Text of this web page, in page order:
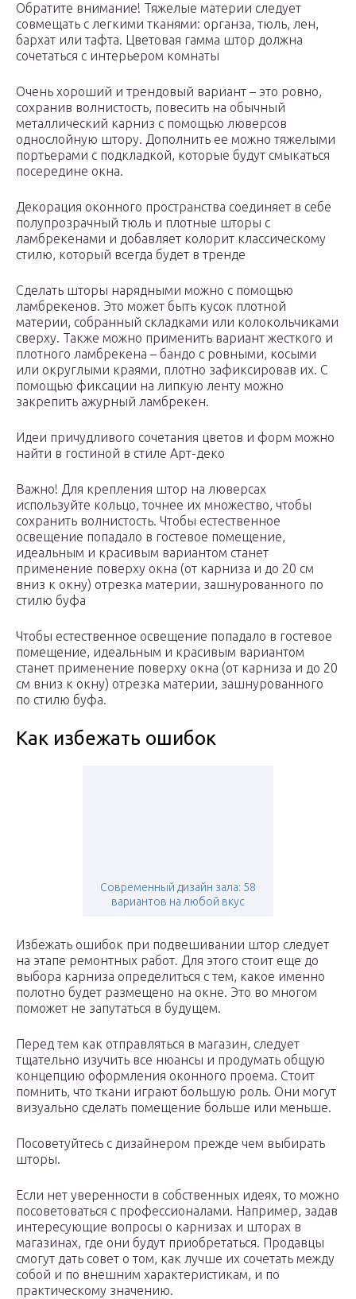
Обратите внимание! Тяжелые материи следует
совмещать с легкими тканями: органза, тюль, лен,
бархат или тафта. Цветовая гамма штор должна
сочетаться с интерьером комнаты
Очень хороший и трендовый вариант – это ровно,
сохранив волнистость, повесить на обычный
металлический карниз с помощью люверсов
однослойную штору. Дополнить ее можно тяжелыми
портьерами с подкладкой, которые будут смыкаться
посередине окна.
Декорация оконного пространства соединяет в себе
полупрозрачный тюль и плотные шторы с
ламбрекенами и добавляет колорит классическому
стилю, который всегда будет в тренде
Сделать шторы нарядными можно с помощью
ламбрекенов. Это может быть кусок плотной
материи, собранный складками или колокольчиками
сверху. Также можно применить вариант жесткого и
плотного ламбрекена – бандо с ровными, косыми
или округлыми краями, плотно зафиксировав их. С
помощью фиксации на липкую ленту можно
закрепить ажурный ламбрекен.
Идеи причудливого сочетания цветов и форм можно
найти в гостиной в стиле Арт-деко
Важно! Для крепления штор на люверсах
используйте кольцо, точнее их множество, чтобы
сохранить волнистость. Чтобы естественное
освещение попадало в гостевое помещение,
идеальным и красивым вариантом станет
применение поверху окна (от карниза и до 20 см
вниз к окну) отрезка материи, зашнурованного по
стилю буфа
Чтобы естественное освещение попадало в гостевое
помещение, идеальным и красивым вариантом
станет применение поверху окна (от карниза и до 20
см вниз к окну) отрезка материи, зашнурованного
по стилю буфа.
Как избежать ошибок
Современный дизайн зала: 58
вариантов на любой вкус
Избежать ошибок при подвешивании штор следует
на этапе ремонтных работ. Для этого стоит еще до
выбора карниза определиться с тем, какое именно
полотно будет размещено на окне. Это во многом
поможет не запутаться в будущем.
Перед тем как отправляться в магазин, следует
тщательно изучить все нюансы и продумать общую
концепцию оформления оконного проема. Стоит
помнить, что ткани играют большую роль. Они могут
визуально сделать помещение больше или меньше.
Посоветуйтесь с дизайнером прежде чем выбирать
шторы.
Если нет уверенности в собственных идеях, то можно
посоветоваться с профессионалами. Например, задав
интересующие вопросы о карнизах и шторах в
магазинах, где они будут приобретаться. Продавцы
смогут дать совет о том, как лучше их сочетать между
собой и по внешним характеристикам, и по
практическому значению.